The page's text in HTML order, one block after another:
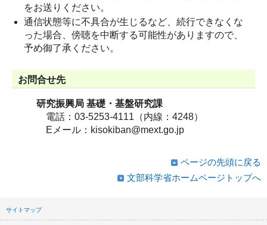
をお送りください。
通信状態等に不具合が生じるなど、続行できなくな
った場合、傍聴を中断する可能性がありますので、
予め御了承ください。
お問合せ先
研究振興局 基礎・基盤研究課
電話：03-5253-4111（内線：4248）
Eメール：kisokiban@mext.go.jp
ページの先頭に戻る
文部科学省ホームページトップへ
サイトマップ